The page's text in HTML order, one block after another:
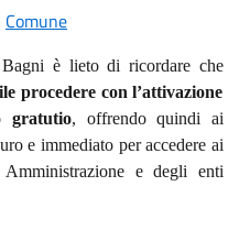
Comune
è lieto di ricordare che
procedere con l’attivazione
gratutio, offrendo quindi ai
e immediato per accedere ai
e degli enti